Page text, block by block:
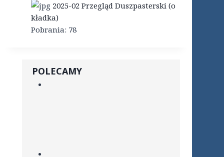
2025-02 Przegląd Duszpasterski (o
kładka)
Pobrania: 78
POLECAMY